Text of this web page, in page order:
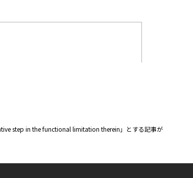
step in the functional limitation therein」とする記事が